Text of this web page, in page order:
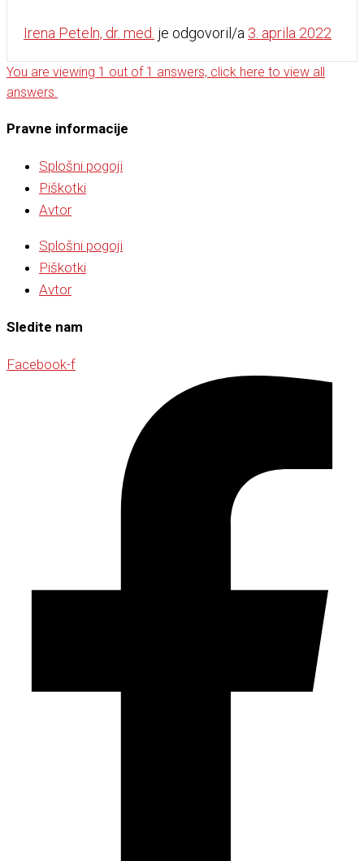
Irena Peteln, dr. med. je odgovoril/a 3. aprila 2022
You are viewing 1 out of 1 answers, click here to view all
answers.
Pravne informacije
Splošni pogoji
Piškotki
Avtor
Splošni pogoji
Piškotki
Avtor
Sledite nam
Facebook-f